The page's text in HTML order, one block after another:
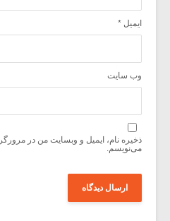
ایمیل *
وب‌ سایت
ذخیره نام، ایمیل و وبسایت من در
می‌نویسم.